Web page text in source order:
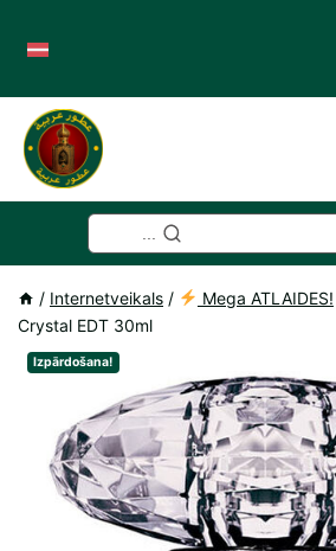
content
/ Internetveikals / Mega ATLAIDES!
Crystal EDT 30ml
Izpārdošana!